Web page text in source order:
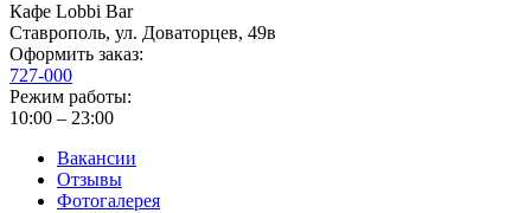
Кафе Lobbi Bar
Ставрополь, ул. Доваторцев, 49в
Оформить заказ:
727-000
Режим работы:
10:00 – 23:00
Вакансии
Отзывы
Фотогалерея